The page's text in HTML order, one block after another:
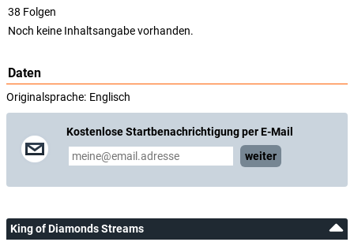
38 Folgen
Noch keine Inhaltsangabe vorhanden.
Daten
Originalsprache: Englisch
Kostenlose Startbenachrichtigung per E-Mail
weiter
King of Diamonds Streams